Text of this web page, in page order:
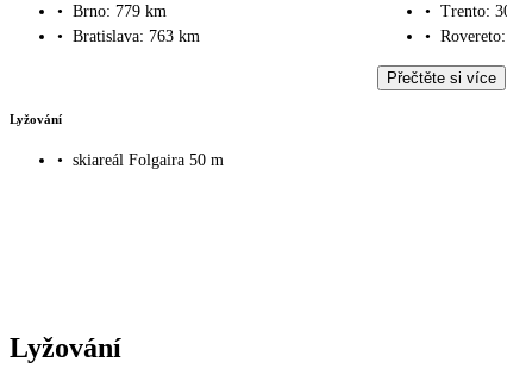
• Brno: 779 km
• Bratislava: 763 km
• Trento:
•
Přečtěte si více
Lyžování
• skiareál Folgaira 50 m
Lyžování